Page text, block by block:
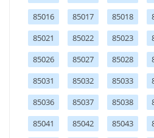
85016
85017 85018
85021
85022 85023
85026
85027 85028
85031
85032 85033
85036
85037 85038
85041
85042 85043